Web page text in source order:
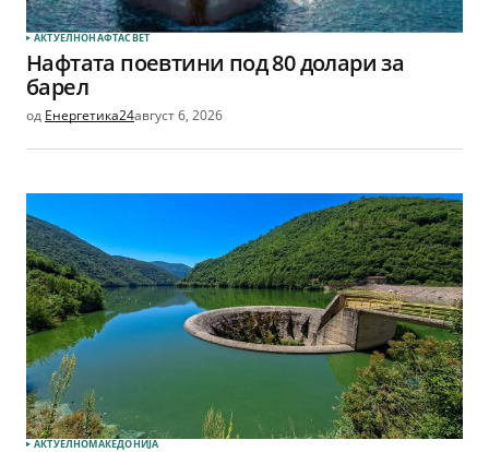
АКТУЕЛНОНАФТАСВЕТ
Нафтата поевтини под 80 долари за
барел
од Енергетика24август 6, 2026
АКТУЕЛНОМАКЕДОНИЈА